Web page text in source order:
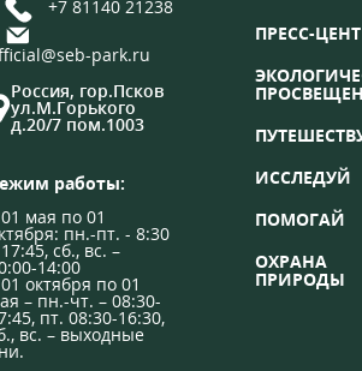
+7 81140 21238
park.ru
Россия, гор.Псков
ул.М.Горького
д.20/7 пом.1003
работы:
мая по 01
пн.-пт. - 8:30
сб., вс. –
14:00
октября по 01
– пн.-чт. – 08:30-
пт. 08:30-16:30,
вс. – выходные
ПРЕСС-
ИССЛЕДУЙ
ПОМОГАЙ
ОХРАНА
ПРИРОДЫ